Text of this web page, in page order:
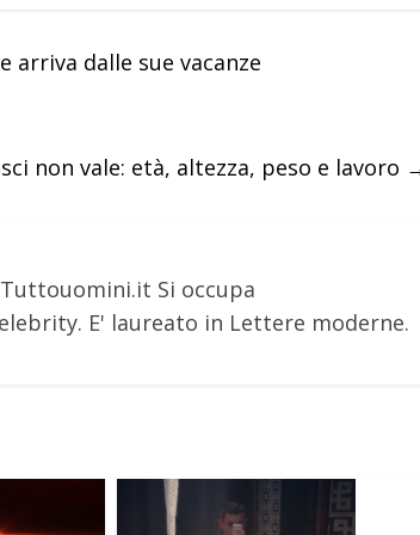
arriva dalle sue vacanze
non vale: età, altezza, peso e lavoro
Si occupa
E' laureato in Lettere moderne.